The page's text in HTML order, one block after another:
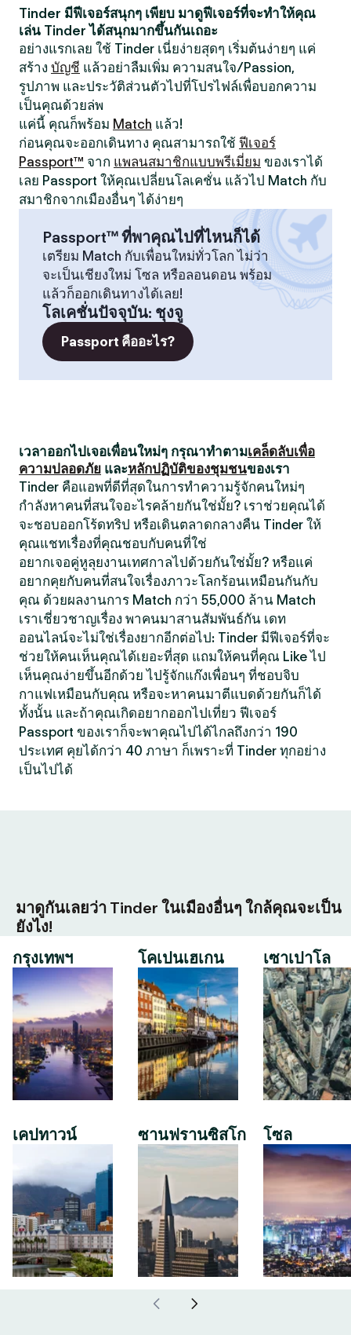
Tinder มีฟีเจอร์สนุกๆ เพียบ มาดูฟีเจอร์ที่จะทำให้คุณ
เล่น Tinder ได้สนุกมากขึ้นกันเถอะ
อย่างแรกเลย ใช้ Tinder เนี่ยง่ายสุดๆ เริ่มต้นง่ายๆ แค่
สร้าง บัญชี แล้วอย่าลืมเพิ่ม ความสนใจ/Passion,
รูปภาพ และประวัติส่วนตัวไปที่โปรไฟล์เพื่อบอกความ
เป็นคุณด้วยล่พ
แค่นี้ คุณก็พร้อม Match แล้ว!
ก่อนคุณจะออกเดินทาง คุณสามารถใช้ ฟีเจอร์
Passport™ จาก แพลนสมาชิกแบบพรีเมี่ยม ของเราได้
เลย Passport ให้คุณเปลี่ยนโลเคชั่น แล้วไป Match กับ
สมาชิกจากเมืองอื่นๆ ได้ง่ายๆ
Passport™ ที่พาคุณไปที่ไหนก็ได้
เตรียม Match กับเพื่อนใหม่ทั่วโลก ไม่ว่า
จะเป็นเชียงใหม่ โซล หรือลอนดอน พร้อม
แล้วก็ออกเดินทางได้เลย!
โลเคชั่นปัจจุบัน: ชุงจู
Passport คืออะไร?
เวลาออกไปเจอเพื่อนใหม่ๆ กรุณาทำตามเคล็ดลับเพื่อ
ความปลอดภัย และหลักปฏิบัติของชุมชนของเรา
Tinder คือแอพที่ดีที่สุดในการทำความรู้จักคนใหม่ๆ
กำลังหาคนที่สนใจอะไรคล้ายกันใช่มั้ย? เราช่วยคุณได้
จะชอบออกโร้ดทริป หรือเดินตลาดกลางคืน Tinder ให้
คุณแชทเรื่องที่คุณชอบกับคนที่ใช่
อยากเจอคู่หูลุยงานเทศกาลไปด้วยกันใช่มั้ย? หรือแค่
อยากคุยกับคนที่สนใจเรื่องภาวะโลกร้อนเหมือนกันกับ
คุณ ด้วยผลงานการ Match กว่า 55,000 ล้าน Match
เราเชี่ยวชาญเรื่อง พาคนมาสานสัมพันธ์กัน เดท
ออนไลน์จะไม่ใช่เรื่องยากอีกต่อไป: Tinder มีฟีเจอร์ที่จะ
ช่วยให้คนเห็นคุณได้เยอะที่สุด แถมให้คนที่คุณ Like ไป
เห็นคุณง่ายขึ้นอีกด้วย ไปรู้จักแก๊งเพื่อนๆ ที่ชอบจิบ
กาแฟเหมือนกับคุณ หรือจะหาคนมาตีแบดด้วยกันก็ได้
ทั้งนั้น และถ้าคุณเกิดอยากออกไปเที่ยว ฟีเจอร์
Passport ของเราก็จะพาคุณไปได้ไกลถึงกว่า 190
ประเทศ คุยได้กว่า 40 ภาษา ก็เพราะที่ Tinder ทุกอย่าง
เป็นไปได้
มาดูกันเลยว่า Tinder ในเมืองอื่นๆ ใกล้คุณจะเป็น
ยังไง!
กรุงเทพฯ
เคปทาวน์
โคเปนเฮเกน
ซานฟรานซิสโก
เซาเปาโล
โซล